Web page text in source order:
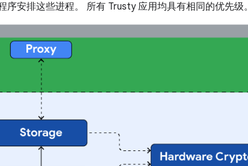
安排这些进程。 所有 Trusty 应用均具有相同的优先级。